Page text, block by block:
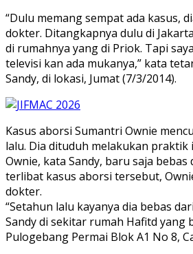
“Dulu memang sempat ada kasus,
dokter. Ditangkapnya dulu di
di rumahnya yang di Priok. Tapi
televisi kan ada mukanya,” kata
Sandy, di lokasi, Jumat (7/3/2014).
Kasus aborsi Sumantri Ownie
lalu. Dia dituduh melakukan praktik
Ownie, kata Sandy, baru saja bebas
terlibat kasus aborsi tersebut,
dokter.
“Setahun lalu kayanya dia bebas
Sandy di sekitar rumah Hafitd yang
Pulogebang Permai Blok A1 No 8,